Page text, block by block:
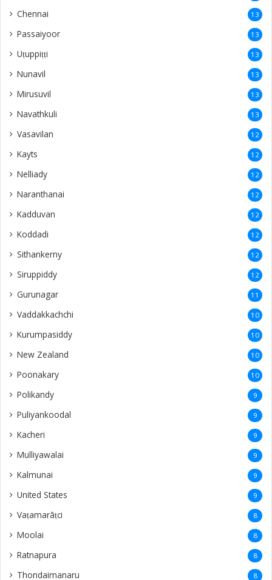
Chennai 13
Passaiyoor 13
Uṭuppiṭṭi 13
Nunavil 13
Mirusuvil 13
Navathkuli 13
Vasavilan 12
Kayts 12
Nelliady 12
Naranthanai 12
Kadduvan 12
Koddadi 12
Sithankerny 12
Siruppiddy 12
Gurunagar 11
Vaddakkachchi 10
Kurumpasiddy 10
New Zealand 10
Poonakary 10
Polikandy 9
Puliyankoodal 9
Kacheri 9
Mulliyawalai 9
Kalmunai 9
United States 9
Vaṭamarāṭci 8
Moolai 8
Ratnapura 8
Thondaimanaru 8